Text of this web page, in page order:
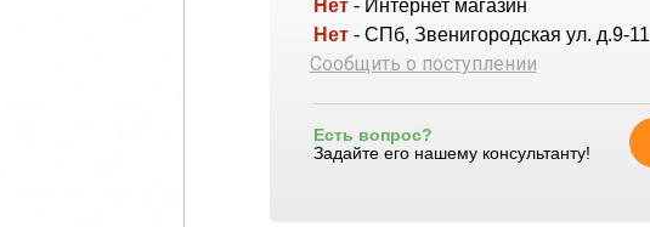
Нет - Интернет магазин
Нет - СПб, Звенигородская ул. д.9-11
Сообщить о поступлении
Есть вопрос?
Задайте его нашему консультанту!